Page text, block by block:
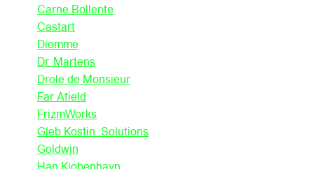
Carne Bollente
Castart
Diemme
Dr. Martens
Drole de Monsieur
Far Afield
FrizmWorks
Gleb Kostin .Solutions
Goldwin